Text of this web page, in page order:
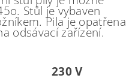
Stůl je vybaven
Pila je opatřena
odsávací zařízení.
230 V